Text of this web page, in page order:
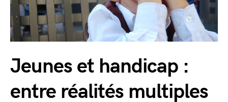
Jeunes et handicap :
entre réalités multiples